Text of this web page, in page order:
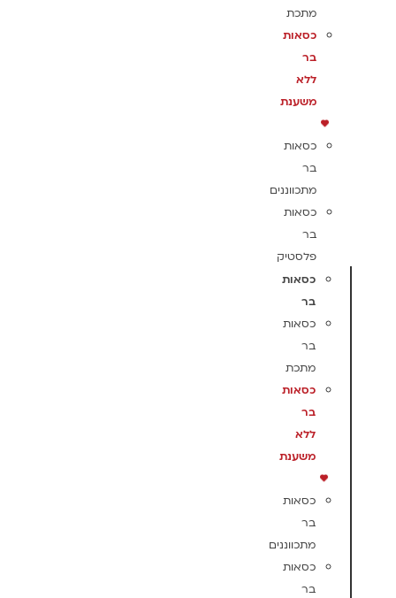
מתכת
כסאות
בר
ללא
משענת
כסאות
בר
מתכווננים
כסאות
בר
פלסטיק
כסאות
בר
כסאות
בר
מתכת
כסאות
בר
ללא
משענת
כסאות
בר
מתכווננים
כסאות
בר